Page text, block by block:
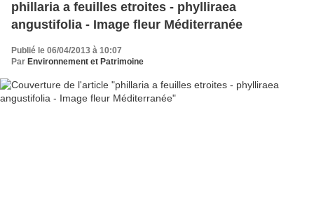
phillaria a feuilles etroites - phylliraea
angustifolia - Image fleur Méditerranée
Publié le 06/04/2013 à 10:07
Par Environnement et Patrimoine